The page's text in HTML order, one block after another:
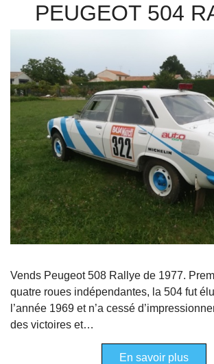
PEUGEOT 504
Vends Peugeot 508 Rallye de 1977.
quatre roues indépendantes, la 504 fut
l’année 1969 et n’a cessé
des victoires et…
En savoir plus